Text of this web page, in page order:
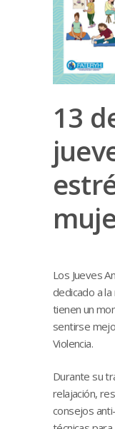
13
Los Jueves
dedicado a
tienen un
sentirse
Violencia.
Durante su
relajación,
consejos